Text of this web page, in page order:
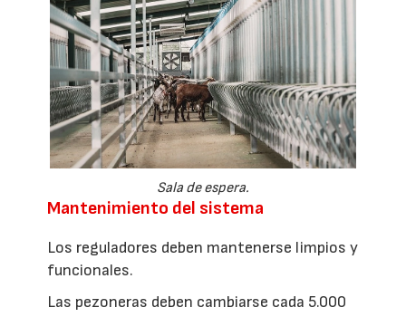
Sala de espera.
Mantenimiento del sistema
Los reguladores deben mantenerse limpios y
funcionales.
Las pezoneras deben cambiarse cada 5.000